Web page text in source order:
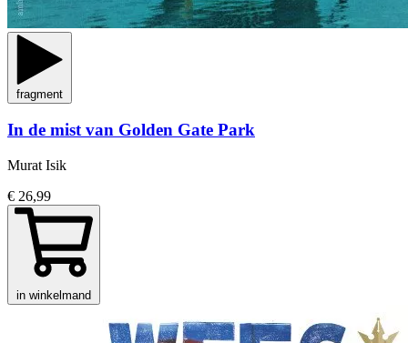
fragment
In de mist van Golden Gate Park
Murat Isik
€ 26,99
in winkelmand